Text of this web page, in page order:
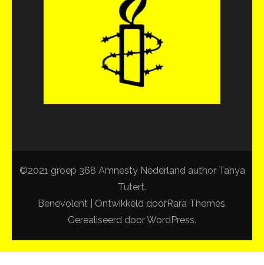
©2021 groep 368 Amnesty Nederland author Tanya
Tutert.
Benevolent | Ontwikkeld doorRara Themes.
Gerealiseerd doorWordPress.